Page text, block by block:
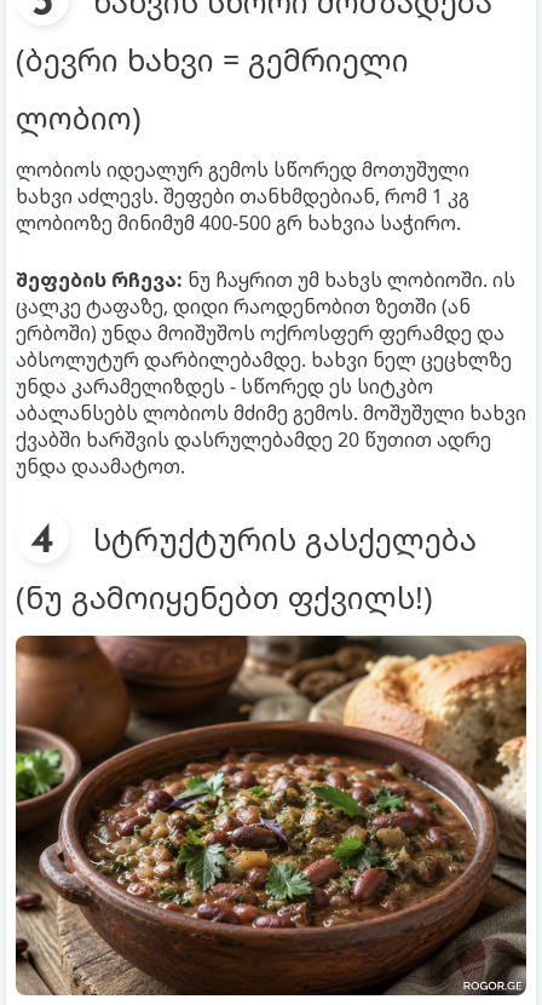
(ბევრი ხახვი = გემრიელი
ლობიო)
ლობიოს იდეალურ გემოს სწორედ მოთუშული
ხახვი აძლევს. შეფები თანხმდებიან, რომ 1 კგ
ლობიოზე მინიმუმ 400-500 გრ ხახვია საჭირო.
შეფების რჩევა: ნუ ჩაყრით უმ ხახვს ლობიოში. ის
ცალკე ტაფაზე, დიდი რაოდენობით ზეთში (ან
ერბოში) უნდა მოიშუშოს ოქროსფერ ფერამდე და
აბსოლუტურ დარბილებამდე. ხახვი ნელ ცეცხლზე
უნდა კარამელიზდეს - სწორედ ეს სიტკბო
აბალანსებს ლობიოს მძიმე გემოს. მოშუშული ხახვი
ქვაბში ხარშვის დასრულებამდე 20 წუთით ადრე
უნდა დაამატოთ.
სტრუქტურის გასქელება
(ნუ გამოიყენებთ ფქვილს!)